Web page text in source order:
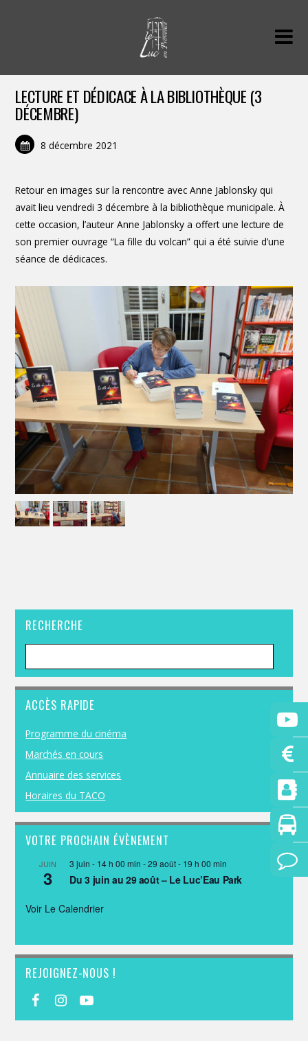
LECTURE ET DÉDICACE À LA BIBLIOTHÈQUE (3
DÉCEMBRE)
8 décembre 2021
Retour en images sur la rencontre avec Anne Jablonsky qui
avait lieu vendredi 3 décembre à la bibliothèque municipale. À
cette occasion, l’auteur Anne Jablonsky a offert une lecture de
son premier ouvrage “La fille du volcan” qui a été suivie d’une
séance de dédicaces.
RECHERCHE
ACCÈS RAPIDE
Programme du cinéma
Marchés en cours
Annuaire des services
Horaires du TACO
VOTRE PROCHAIN ÉVÈNEMENT
JUIN
3
3 juin - 14 h 00 min -29 août - 19 h 00 min
Du 3 juin au 29 août – Le Luc’Eau Park
Voir Le Calendrier
REJOIGNEZ-NOUS !